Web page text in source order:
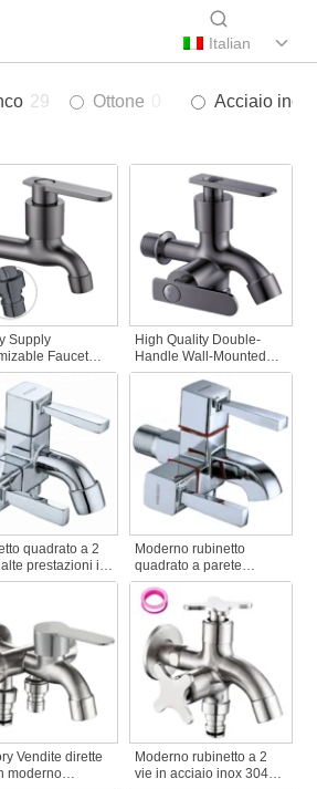
Italian
29 Ottone Acciaio inox
Supply
Faucet
Alloy Wall-
Bibcocks
Tap for Bathroom
Machine
High Quality Double-
Handle Wall-Mounted
Multifunctional Zinc
Material Tap for Basin
Washing Machine for
Graden & Homes
quadrato a 2
prestazioni in
cromato con
valvola Bibcock
Moderno rubinetto
quadrato a parete
Bibcock Doppio manico
per acqua fredda
Maniglia a un foro per
uso esterno in giardino
Vendite dirette
moderno
Moderno rubinetto a 2
vie in acciaio inox 304